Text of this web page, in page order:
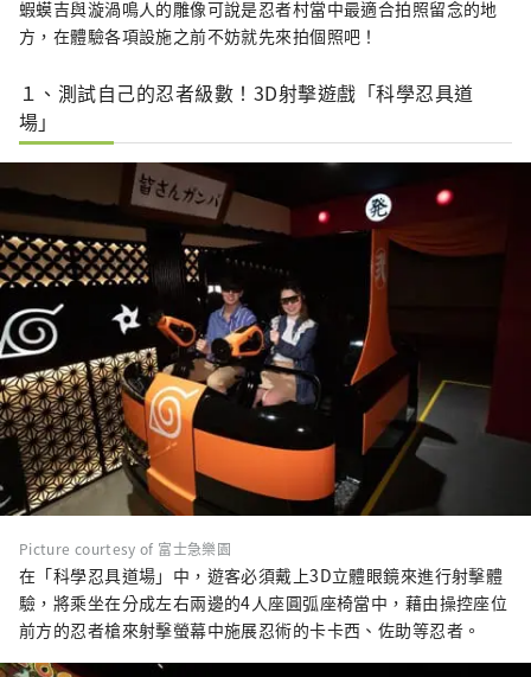
蝦蟆吉與漩渦鳴人的雕像可說是忍者村當中最適合拍照留念的地
方，在體驗各項設施之前不妨就先來拍個照吧！
１、測試自己的忍者級數！3D射擊遊戲「科學忍具道
場」
Picture courtesy of 富士急樂園
在「科學忍具道場」中，遊客必須戴上3D立體眼鏡來進行射擊體
驗，將乘坐在分成左右兩邊的4人座圓弧座椅當中，藉由操控座位
前方的忍者槍來射擊螢幕中施展忍術的卡卡西、佐助等忍者。